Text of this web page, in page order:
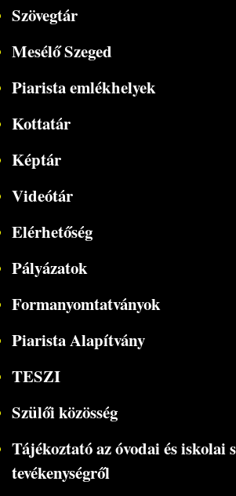
Szövegtár
Mesélő Szeged
Piarista emlékhelyek
Kottatár
Képtár
Videótár
Elérhetőség
Pályázatok
Formanyomtatványok
Piarista Alapítvány
TESZI
Szülői közösség
Tájékoztató az óvodai és iskolai
tevékenységről